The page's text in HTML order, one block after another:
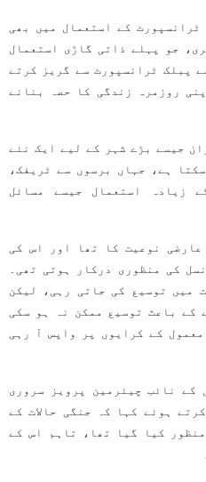
کے استعمال میں بھی
جو پہلے ذاتی گاڑی استعمال
پبلک ٹرانسپورٹ سے گریز کرتے
روزمرہ زندگی کا حصہ بنانے
جیسے بڑے شہر کے لیے ایک نئے
ہے، جہاں برسوں سے ٹریفک،
زیادہ استعمال جیسے مسائل
نوعیت کا تھا اور اس کی
کی منظوری درکار ہوتی تھی۔
میں توسیع کی جاتی رہی، لیکن
کے باعث توسیع ممکن نہ ہو سکی
کے کرایوں پر واپس آ رہی
کے نائب چیئرمین پرویز سروری
ہوئے کہا کہ جنگی حالات کے
کیا گیا تھا، تاہم اس کے